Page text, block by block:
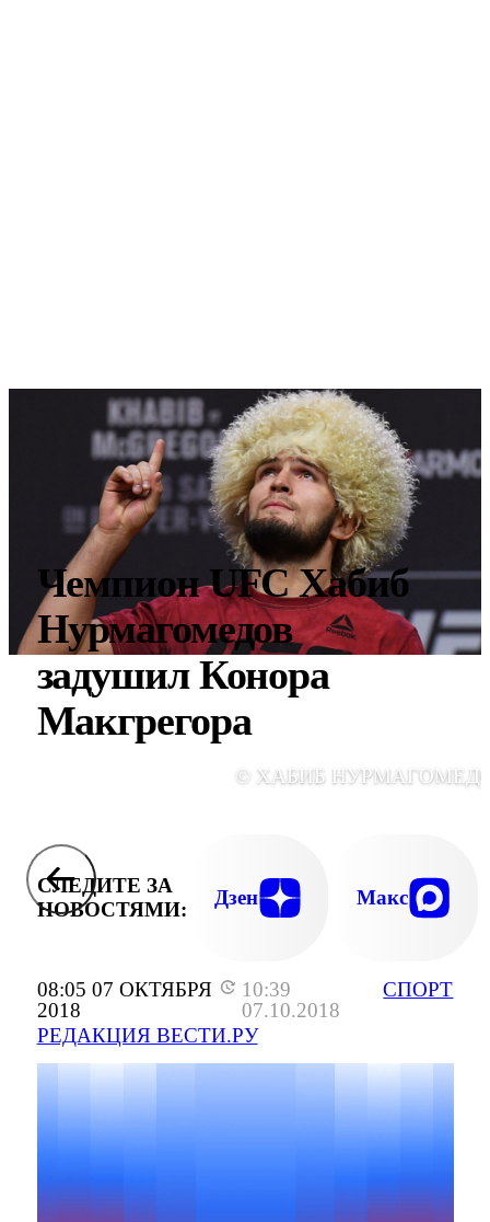
08:05 07 ОКТЯБРЯ
2018
10:39
07.10.2018
РЕДАКЦИЯ ВЕСТИ.РУ
СПОРТ
Чемпион UFC Хабиб
Нурмагомедов
задушил Конора
Макгрегора
© ХАБИБ
СЛЕДИТЕ ЗА
НОВОСТЯМИ:
Дзен Макс